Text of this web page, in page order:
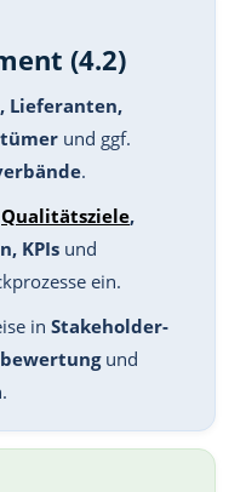
(4.2)
Lieferanten,
und ggf.
.
Qualitätsziele,
KPIs und
ein.
in Stakeholder-
und